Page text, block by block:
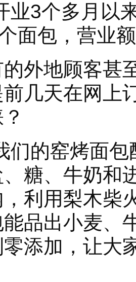
3个多月以来
面包，营业
地顾客甚至
几天在网上
的窑烤面包
糖、牛奶和
利用梨木柴
品出小麦、
添加，让大